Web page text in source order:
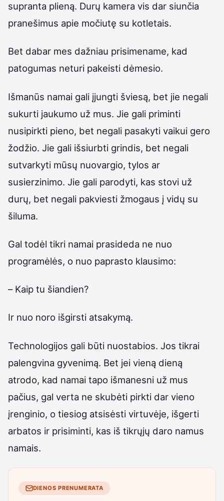
supranta plieną. Durų kamera vis dar siunčia
pranešimus apie močiutę su kotletais.
Bet dabar mes dažniau prisimename, kad
patogumas neturi pakeisti dėmesio.
Išmanūs namai gali įjungti šviesą, bet jie negali
sukurti jaukumo už mus. Jie gali priminti
nusipirkti pieno, bet negali pasakyti vaikui gero
žodžio. Jie gali išsiurbti grindis, bet negali
sutvarkyti mūsų nuovargio, tylos ar
susierzinimo. Jie gali parodyti, kas stovi už
durų, bet negali pakviesti žmogaus į vidų su
šiluma.
Gal todėl tikri namai prasideda ne nuo
programėlės, o nuo paprasto klausimo:
– Kaip tu šiandien?
Ir nuo noro išgirsti atsakymą.
Technologijos gali būti nuostabios. Jos tikrai
palengvina gyvenimą. Bet jei vieną dieną
atrodo, kad namai tapo išmanesni už mus
pačius, gal verta ne skubėti pirkti dar vieno
įrenginio, o tiesiog atsisėsti virtuvėje, išgerti
arbatos ir prisiminti, kas iš tikrųjų daro namus
namais.
DIENOS PRENUMERATA